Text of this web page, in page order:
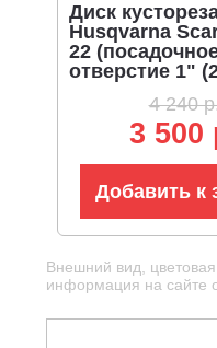
Диск
Husqvarna
22
отверстие 1"
4 240
3 500
Добавить к
Внешний вид,
информация на сайте